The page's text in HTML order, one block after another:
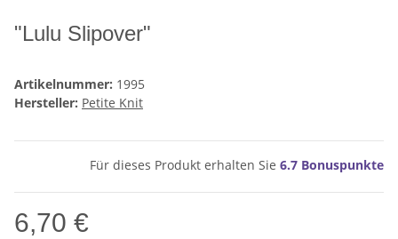
"Lulu Slipover"
Artikelnummer: 1995
Hersteller: Petite Knit
Für dieses Produkt erhalten Sie 6.7 Bonuspunkte
6,70 €